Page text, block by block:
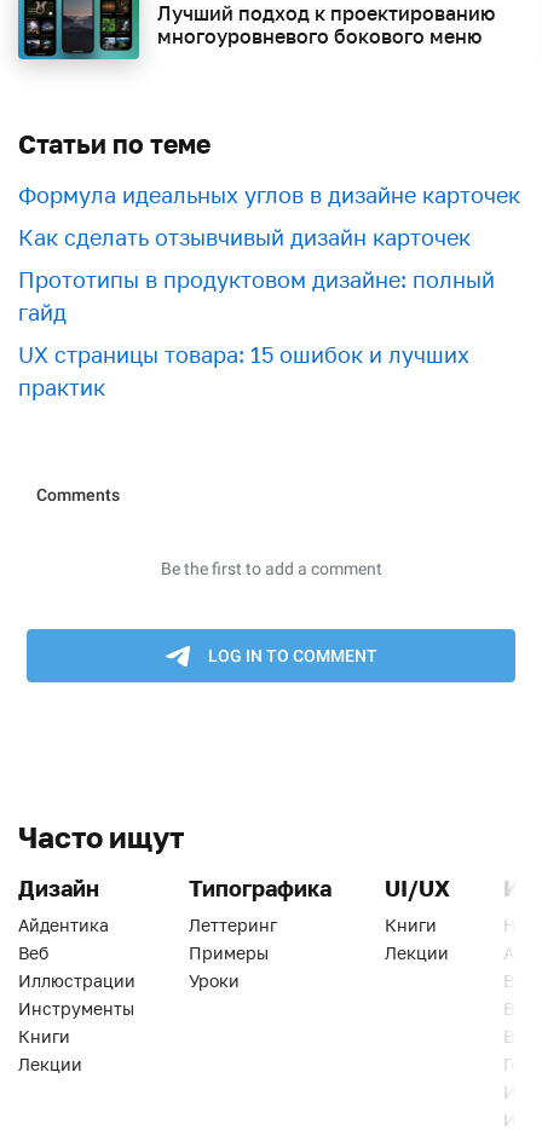
Лучший подход к проектированию
многоуровневого бокового меню
Статьи по теме
Формула идеальных углов в дизайне карточек
Как сделать отзывчивый дизайн карточек
Прототипы в продуктовом дизайне: полный
гайд
UX страницы товара: 15 ошибок и лучших
практик
Часто ищут
Дизайн
Айдентика
Веб
Иллюстрации
Инструменты
Книги
Лекции
Типографика
Леттеринг
Примеры
Уроки
UI/UX
Книги
Лекции
Веб